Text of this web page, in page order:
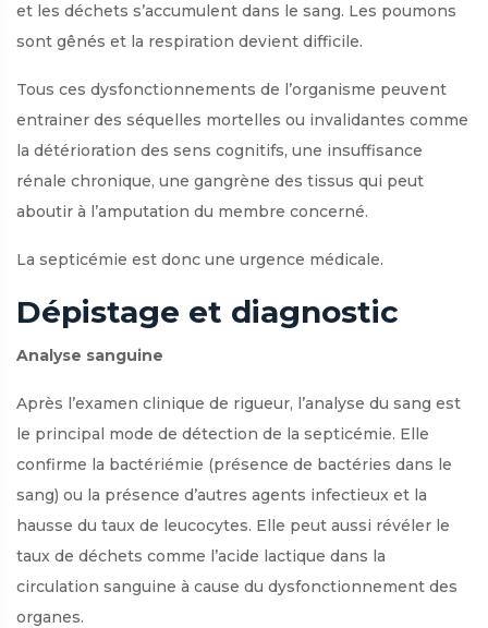
et les déchets s’accumulent dans le sang. Les poumons
sont gênés et la respiration devient difficile.
Tous ces dysfonctionnements de l’organisme peuvent
entrainer des séquelles mortelles ou invalidantes comme
la détérioration des sens cognitifs, une insuffisance
rénale chronique, une gangrène des tissus qui peut
aboutir à l’amputation du membre concerné.
La septicémie est donc une urgence médicale.
Dépistage et diagnostic
Analyse sanguine
Après l’examen clinique de rigueur, l’analyse du sang est
le principal mode de détection de la septicémie. Elle
confirme la bactériémie (présence de bactéries dans le
sang) ou la présence d’autres agents infectieux et la
hausse du taux de leucocytes. Elle peut aussi révéler le
taux de déchets comme l’acide lactique dans la
circulation sanguine à cause du dysfonctionnement des
organes.